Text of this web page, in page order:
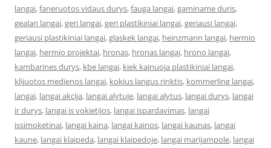
langai,faneruotos vidaus durys,fauga langai,gaminame duris,
gealan langai,geri langai,geri plastikiniai langai,geriausi langai,
geriausi plastikiniai langai,glaskek langai, heinzmann langai, hermio
langai, hermio projektai, hronas, hronas langai, hrono langai,
kambarines durys, kbe langai, kiek kainuoja plastikiniai langai,
klijuotos medienos langai, kokius langus rinktis, kommerling langai,
langai, langai akcija, langai alytuje, langai alytus, langai durys, langai
ir durys, langai is vokietijos, langai ispardavimas, langai
issimoketinai, langai kaina, langai kainos, langai kaunas, langai
kaune, langai klaipeda, langai klaipedoje, langai marijampole, langai